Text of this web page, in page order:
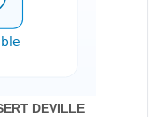
DEVILLE